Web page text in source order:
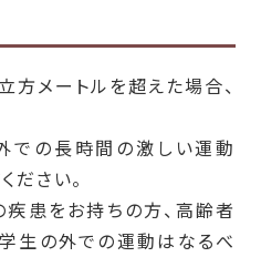
メートルを超えた場合、
での長時間の激しい運動
ださい。
患をお持ちの方、高齢者
生の外での運動はなるべ